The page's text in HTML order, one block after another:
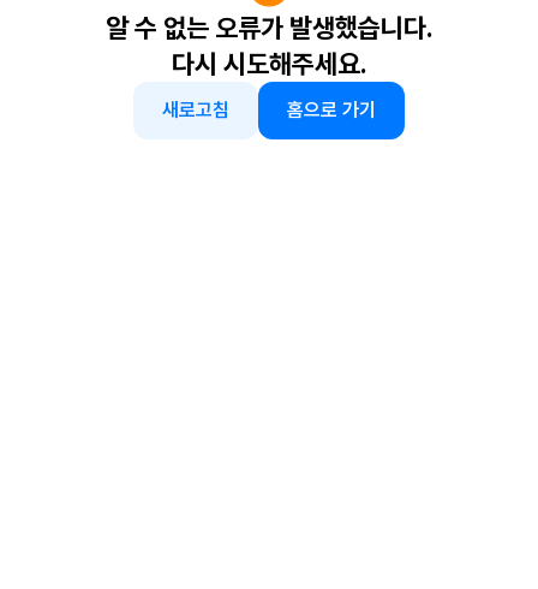
알 수 없는 오류가 발생했습니다.
다시 시도해주세요.
새로고침 홈으로 가기